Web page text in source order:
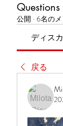
公開 · 6名の
ディス
戻る